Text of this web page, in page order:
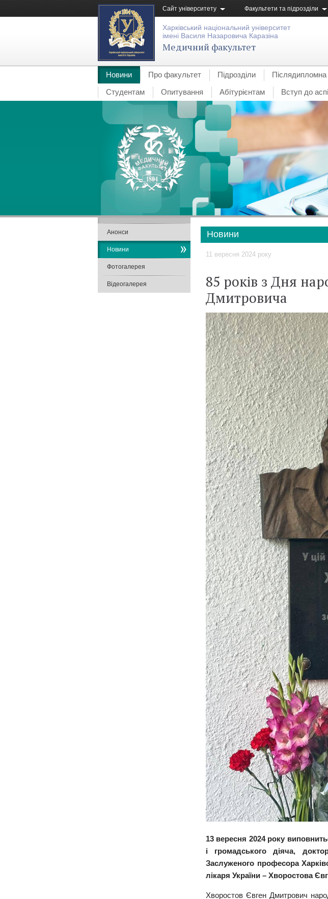
Сайт університету Факультети та підрозділи
Харківський національний університет
імені Василя Назаровича Каразіна
Медичний факультет
Новини Про факультет Підрозділи Післядипломна
Студентам
Опитування Абітурієнтам Вступ до
Новини
11 вересня 2024 року
85 років з Дня
Дмитровича
13 вересня 2024 року
і громадського діяча,
Заслуженого професора
лікаря України – Хворостова
Хворостов Євген Дмитрович
Анонси
Новини
Фотогалерея
Відеогалерея